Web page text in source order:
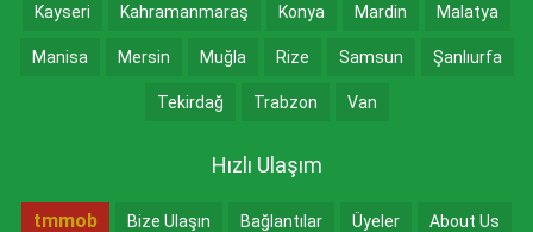
Kayseri Kahramanmaraş Konya Mardin Malatya
Manisa Mersin Muğla Rize Samsun Şanlıurfa
Tekirdağ Trabzon Van
Hızlı Ulaşım
tmmob Bize Ulaşın Bağlantılar Üyeler About Us